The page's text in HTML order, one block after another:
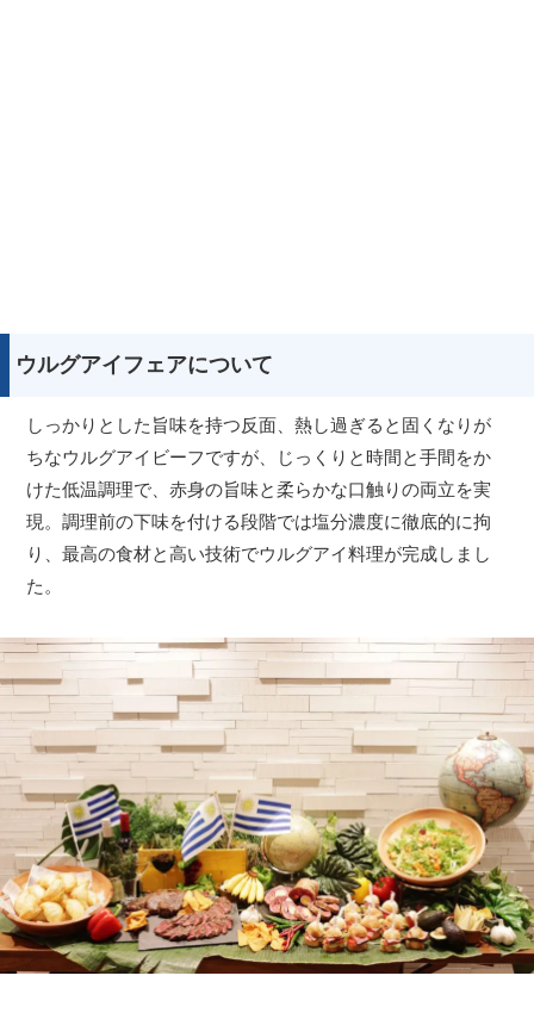
ウルグアイフェアについて
しっかりとした旨味を持つ反面、熱し過ぎると固くなりが
ちなウルグアイビーフですが、じっくりと時間と手間をか
けた低温調理で、赤身の旨味と柔らかな口触りの両立を実
現。調理前の下味を付ける段階では塩分濃度に徹底的に拘
り、最高の食材と高い技術でウルグアイ料理が完成しまし
た。